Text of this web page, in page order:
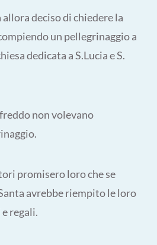
deciso di chiedere la
un pellegrinaggio a
dedicata a S.Lucia e S.
non volevano
promisero loro che se
avrebbe riempito le loro
regali.